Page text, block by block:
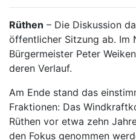
Rüthen – Die Diskussion
öffentlicher Sitzung ab. Im
Bürgermeister Peter
deren Verlauf.
Am Ende stand das
Fraktionen: Das
Rüthen vor etwa zehn
den Fokus genommen